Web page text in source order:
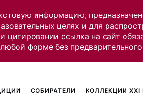
информацию,
целях и для
ссылка на сайт
форме без
СОБИРАТЕЛИ КОЛЛЕКЦИИ XXI